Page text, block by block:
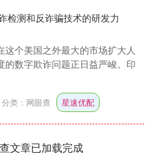
检测和反诈骗技术的研发力
个美国之外最大的市场扩大人
数字欺诈问题正日益严峻。印
分类： 网眼查 星速优配
文章已加载完成